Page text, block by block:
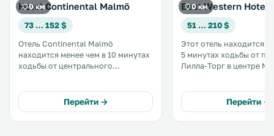
0 км
Hotel Continental Malmö
73 … 152 $
Отель Continental Malmö
находится менее чем в 10 минутах
ходьбы от центрального
бесплатный WiFi и номера с
основными удобствами,
кабельным телевидением и
Перейти →
0 км
Best Western Hotel
51 … 210 $
Этот отель находится
5 минутах ходьбы от
Лилла-Торг в центре
бесплатный Wi-Fi,
сауна и терраса в саду. .
Перейти →